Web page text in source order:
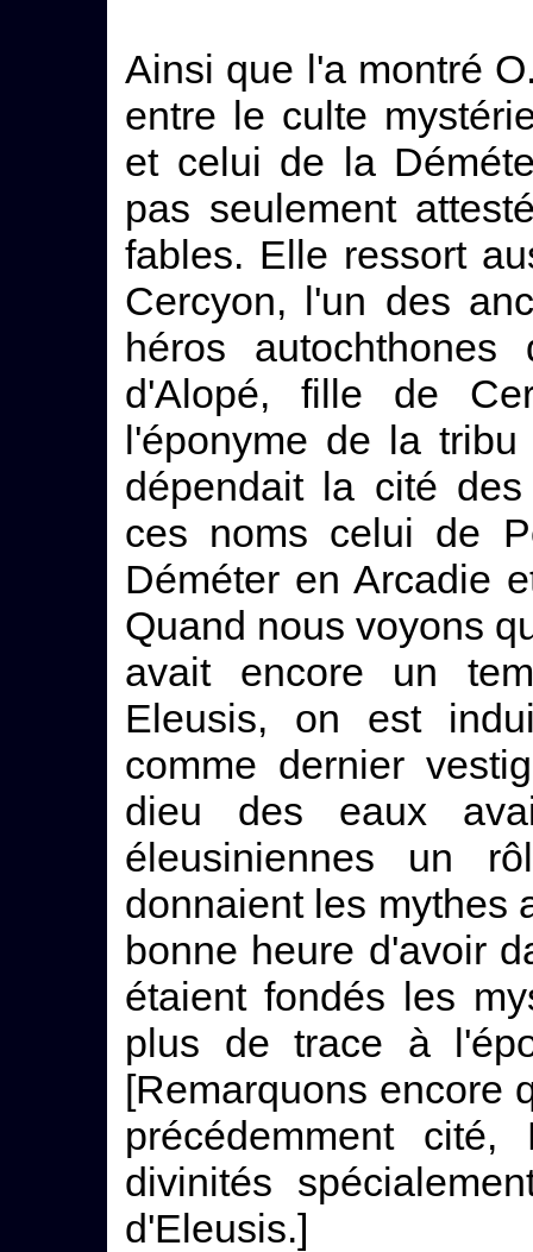
Ainsi que l'a montré
entre le culte
et celui de la
pas seulement
fables. Elle ressort
Cercyon, l'un des
héros
d'Alopé, fille de
l'éponyme de la
dépendait la cité
ces noms celui de
Déméter en Arcadie
Quand nous voyons
avait encore un
Eleusis, on est
comme dernier
dieu des eaux
éleusiniennes un
donnaient les mythes
bonne heure d'avoir
étaient fondés les
plus de trace à
[Remarquons encore
précédemment
divinités
d'Eleusis.]